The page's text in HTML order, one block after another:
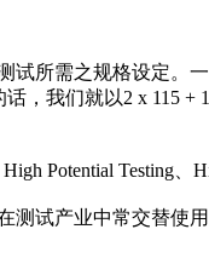
所需之规格设定。一
，我们就以2 x 115
Potential Testing、
试产业中常交替使